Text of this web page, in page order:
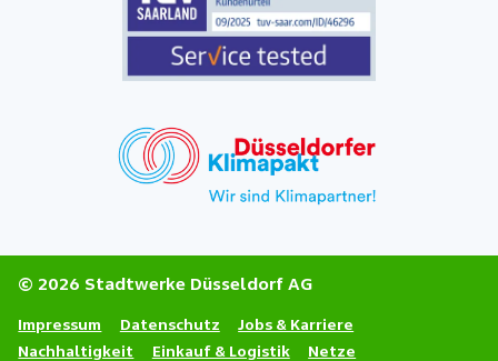
© 2026 Stadtwerke Düsseldorf AG
Impressum Datenschutz
Jobs & Karriere
Nachhaltigkeit
Einkauf & Logistik Netze